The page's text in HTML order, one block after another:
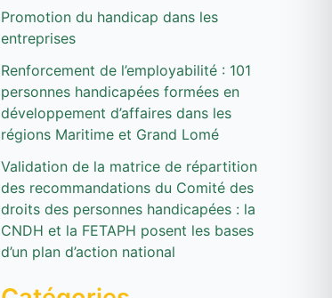
:Promotion du handicap dans les
entreprises
Renforcement de l’employabilité : 101
personnes handicapées formées en
développement d’affaires dans les
régions Maritime et Grand Lomé
Validation de la matrice de répartition
des recommandations du Comité des
droits des personnes handicapées : la
CNDH et la FETAPH posent les bases
d’un plan d’action national